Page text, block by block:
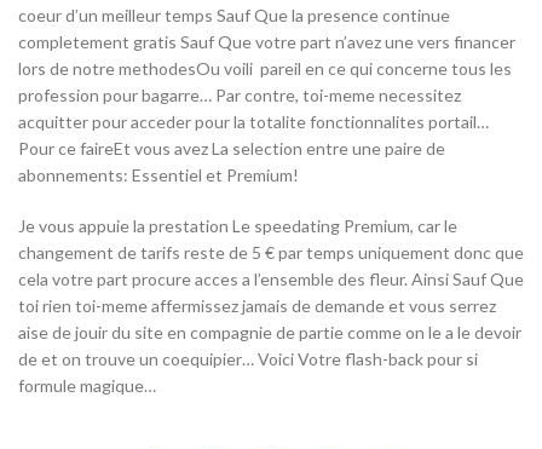
coeur d’un meilleur temps Sauf Que la presence continue
completement gratis Sauf Que votre part n’avez une vers financer
lors de notre methodesOu voili pareil en ce qui concerne tous les
profession pour bagarre… Par contre, toi-meme necessitez
acquitter pour acceder pour la totalite fonctionnalites portail…
Pour ce faireEt vous avez La selection entre une paire de
abonnements: Essentiel et Premium!
Je vous appuie la prestation Le speedating Premium, car le
changement de tarifs reste de 5 € par temps uniquement donc que
cela votre part procure acces a l’ensemble des fleur. Ainsi Sauf Que
toi rien toi-meme affermissez jamais de demande et vous serrez
aise de jouir du site en compagnie de partie comme on le a le devoir
de et on trouve un coequipier… Voici Votre flash-back pour si
formule magique…